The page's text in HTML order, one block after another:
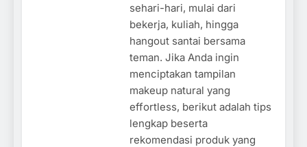
sehari-hari, mulai dari
bekerja, kuliah, hingga
hangout santai bersama
teman. Jika Anda ingin
menciptakan tampilan
makeup natural yang
effortless, berikut adalah tips
lengkap beserta
rekomendasi produk yang